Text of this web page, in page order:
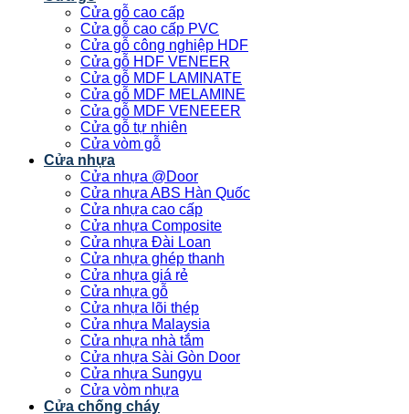
Cửa gỗ cao cấp
Cửa gỗ cao cấp PVC
Cửa gỗ công nghiệp HDF
Cửa gỗ HDF VENEER
Cửa gỗ MDF LAMINATE
Cửa gỗ MDF MELAMINE
Cửa gỗ MDF VENEEER
Cửa gỗ tự nhiên
Cửa vòm gỗ
Cửa nhựa
Cửa nhựa @Door
Cửa nhựa ABS Hàn Quốc
Cửa nhựa cao cấp
Cửa nhựa Composite
Cửa nhựa Đài Loan
Cửa nhựa ghép thanh
Cửa nhựa giá rẻ
Cửa nhựa gỗ
Cửa nhựa lõi thép
Cửa nhựa Malaysia
Cửa nhựa nhà tắm
Cửa nhựa Sài Gòn Door
Cửa nhựa Sungyu
Cửa vòm nhựa
Cửa chống cháy